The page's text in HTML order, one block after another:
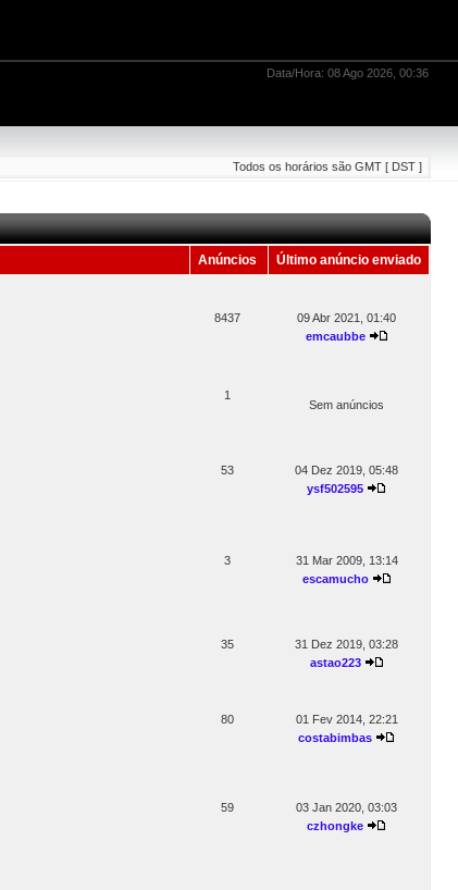
Data/Hora: 08 Ago 2026, 00:36
Todos os horários são GMT [ DST ]
Anúncios Último anúncio enviado
8437
09 Abr 2021, 01:40
emcaubbe
1
Sem anúncios
53
04 Dez 2019, 05:48
ysf502595
3
31 Mar 2009, 13:14
escamucho
35
31 Dez 2019, 03:28
astao223
80
01 Fev 2014, 22:21
costabimbas
59
03 Jan 2020, 03:03
czhongke